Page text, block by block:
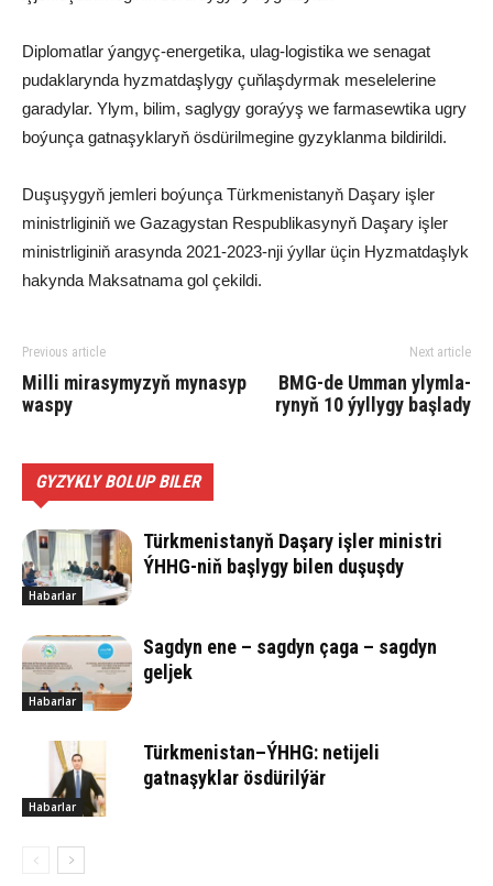
Diplomatlar ýangyç-energetika, ulag-logistika we senagat
pudaklarynda hyzmatdaşlygy çuňlaşdyrmak meselelerine
garadylar. Ylym, bilim, saglygy goraýyş we farmasewtika ugry
boýunça gatnaşyklaryň ösdürilmegine gyzyklanma bildirildi.
Duşuşygyň jemleri boýunça Türkmenistanyň Daşary işler
ministrliginiň we Gazagystan Respublikasynyň Daşary işler
ministrliginiň arasynda 2021-2023-nji ýyllar üçin Hyzmatdaşlyk
hakynda Maksatnama gol çekildi.
Previous article
Mil­li mi­ra­sy­my­zyň my­na­syp
was­py
Next article
BMG-de Um­man ylym­la­
rynyň 10 ýyllygy baş­la­dy
GYZYKLY BOLUP BILER
Habarlar
Türkmenistanyň Daşary işler ministri
ÝHHG-niň başlygy bilen duşuşdy
Habarlar
Sagdyn ene – sagdyn çaga – sagdyn
geljek
Habarlar
Türkmenistan–ÝHHG: netijeli
gatnaşyklar ösdürilýär